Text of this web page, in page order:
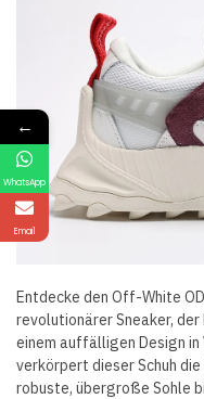
Entdecke den Off-White
revolutionärer Sneaker,
einem auffälligen Design in
verkörpert dieser Schuh
robuste, übergroße Sohle
←
WhatsApp
Email